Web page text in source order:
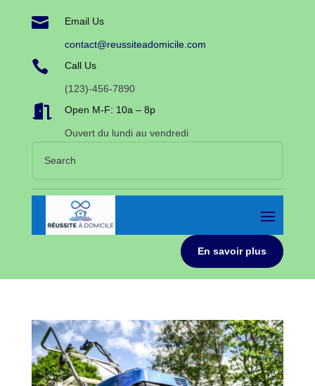
 Email Us
contact@reussiteadomicile.com
 Call Us
(123)-456-7890
 Open M-F: 10a – 8p
Ouvert du lundi au vendredi
En savoir plus